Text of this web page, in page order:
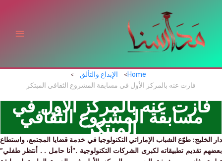
Home
الإبداع والتألق
فازت عنه بالمركز الأول في مسابقة المشروع الثقافي المبتكر
عنه بالمركز الأول في
مسابقة المشروع الثقافي
المبتكر
طوّع الشباب الإماراتي التكنولوجيا في خدمة قضايا المجتمع، واستطاع
تقديم تطبيقاته لكبرى الشركات التكنولوجية .“أنا حامل . . أنتظر طفلي”